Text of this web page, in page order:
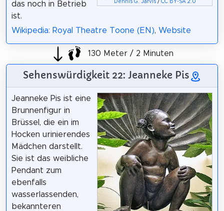
Dennis G. Jarvis/ CC BY-SA 2.0
das noch in Betrieb
ist.
Wikipedia: Royal Theatre Toone (EN), Website
130 Meter / 2 Minuten
Sehenswürdigkeit 22: Jeanneke Pis
Jeanneke Pis ist eine
Brunnenfigur in
Brüssel, die ein im
Hocken urinierendes
Mädchen darstellt.
Sie ist das weibliche
Pendant zum
ebenfalls
wasserlassenden,
bekannteren